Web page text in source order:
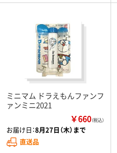
ミニマム ドラえもんファンフ
ァンミニ2021
￥660（税込）
お届け日：8月27日（木）まで
直送品